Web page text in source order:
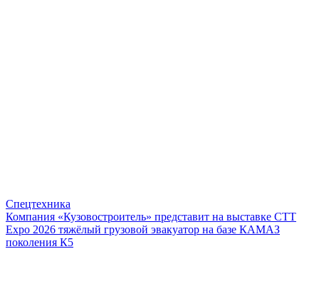
Спецтехника
Компания «Кузовостроитель» представит на выставке CTT
Expo 2026 тяжёлый грузовой эвакуатор на базе КАМАЗ
поколения К5